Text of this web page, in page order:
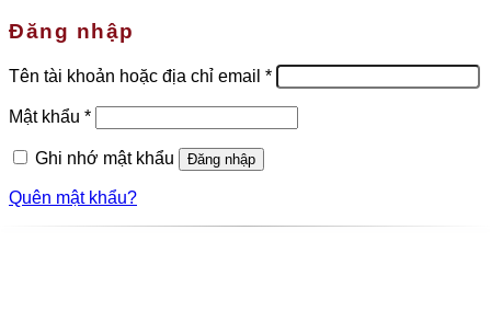
Đăng nhập
Tên tài khoản hoặc địa chỉ email *Bắt
buộc
Mật khẩu *Bắt
buộc
Ghi nhớ mật khẩu
Đăng nhập
Quên mật khẩu?